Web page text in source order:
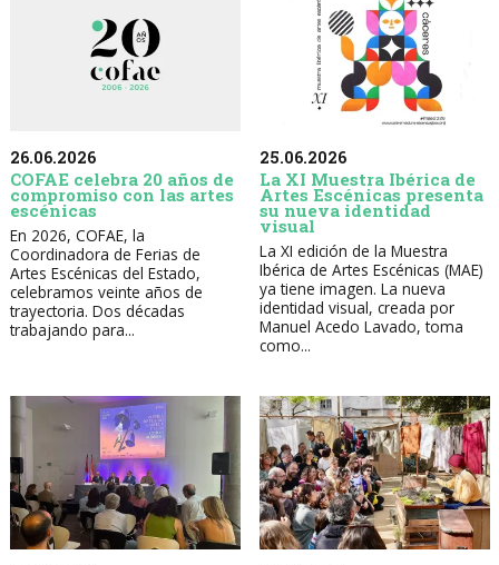
26.06.2026
COFAE celebra 20 años de
compromiso con las artes
escénicas
En 2026, COFAE, la
Coordinadora de Ferias de
Artes Escénicas del Estado,
celebramos veinte años de
trayectoria. Dos décadas
trabajando para...
25.06.2026
La XI Muestra Ibérica de
Artes Escénicas presenta
su nueva identidad
visual
La XI edición de la Muestra
Ibérica de Artes Escénicas (MAE)
ya tiene imagen. La nueva
identidad visual, creada por
Manuel Acedo Lavado, toma
como...